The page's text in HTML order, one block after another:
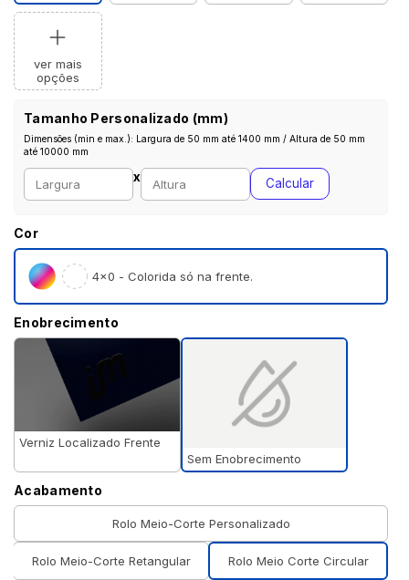
ver mais
opções
Tamanho Personalizado (mm)
Dimensões (min e max.): Largura de 50 mm até 1400 mm / Altura de 50 mm
até 10000 mm
Largura personalizada (mm)
x
Altura personalizada (mm)
Calcular
Cor
4×0 - Colorida só na frente.
Enobrecimento
Verniz Localizado Frente
Sem Enobrecimento
Acabamento
Rolo Meio-Corte Personalizado
Rolo Meio-Corte Retangular Rolo Meio Corte Circular